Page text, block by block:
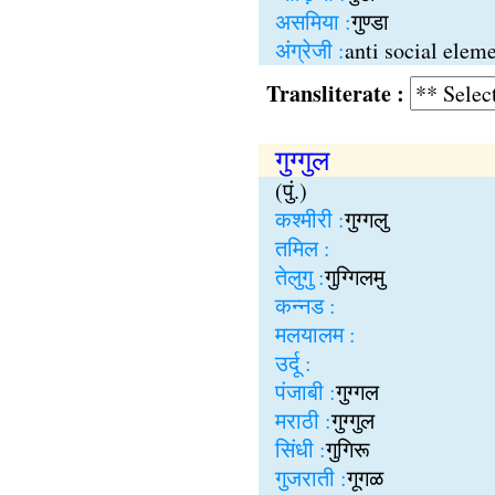
असमिया :गुण्डा
अंग्रेजी :anti social
Transliterate :
गुग्गुल
(पुं.)
कश्मीरी :गुग्गलु
तमिल :
तेलुगु :गुग्गिलमु
कन्नड :
मलयालम :
उर्दू :
पंजाबी :गुग्गल
मराठी :गुग्गुल
सिंधी :गुगिरू
गुजराती :गूगळ